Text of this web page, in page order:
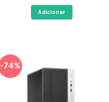
era:
589,00 €.
Adicionar
-74%